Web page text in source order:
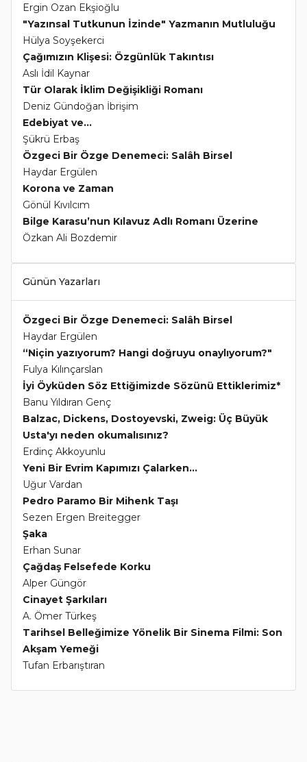
Ergin Ozan Ekşioğlu
"Yazınsal Tutkunun İzinde" Yazmanın Mutluluğu
Hülya Soyşekerci
Çağımızın Klişesi: Özgünlük Takıntısı
Aslı İdil Kaynar
Tür Olarak İklim Değişikliği Romanı
Deniz Gündoğan İbrişim
Edebiyat ve...
Şükrü Erbaş
Özgeci Bir Özge Denemeci: Salâh Birsel
Haydar Ergülen
Korona ve Zaman
Gönül Kıvılcım
Bilge Karasu’nun Kılavuz Adlı Romanı Üzerine
Özkan Ali Bozdemir
Günün Yazarları
Özgeci Bir Özge Denemeci: Salâh Birsel
Haydar Ergülen
“Niçin yazıyorum? Hangi doğruyu onaylıyorum?"
Fulya Kılınçarslan
İyi Öyküden Söz Ettiğimizde Sözünü Ettiklerimiz*
Banu Yıldıran Genç
Balzac, Dickens, Dostoyevski, Zweig: Üç Büyük
Usta'yı neden okumalısınız?
Erdinç Akkoyunlu
Yeni Bir Evrim Kapımızı Çalarken...
Uğur Vardan
Pedro Paramo Bir Mihenk Taşı
Sezen Ergen Breitegger
Şaka
Erhan Sunar
Çağdaş Felsefede Korku
Alper Güngör
Cinayet Şarkıları
A. Ömer Türkeş
Tarihsel Belleğimize Yönelik Bir Sinema Filmi: Son
Akşam Yemeği
Tufan Erbarıştıran